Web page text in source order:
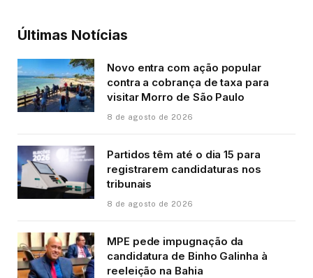
Últimas Notícias
Novo entra com ação popular
contra a cobrança de taxa para
visitar Morro de São Paulo
8 de agosto de 2026
Partidos têm até o dia 15 para
registrarem candidaturas nos
tribunais
8 de agosto de 2026
MPE pede impugnação da
candidatura de Binho Galinha à
reeleição na Bahia